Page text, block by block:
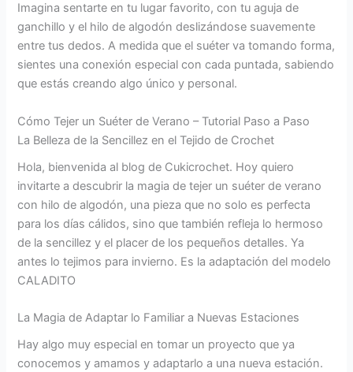
Imagina sentarte en tu lugar favorito, con tu aguja de
ganchillo y el hilo de algodón deslizándose suavemente
entre tus dedos. A medida que el suéter va tomando forma,
sientes una conexión especial con cada puntada, sabiendo
que estás creando algo único y personal.
Cómo Tejer un Suéter de Verano – Tutorial Paso a Paso
La Belleza de la Sencillez en el Tejido de Crochet
Hola, bienvenida al blog de Cukicrochet. Hoy quiero
invitarte a descubrir la magia de tejer un suéter de verano
con hilo de algodón, una pieza que no solo es perfecta
para los días cálidos, sino que también refleja lo hermoso
de la sencillez y el placer de los pequeños detalles. Ya
antes lo tejimos para invierno. Es la adaptación del modelo
CALADITO
La Magia de Adaptar lo Familiar a Nuevas Estaciones
Hay algo muy especial en tomar un proyecto que ya
conocemos y amamos y adaptarlo a una nueva estación.